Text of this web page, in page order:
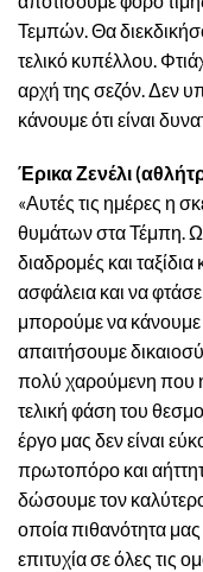
Τεμπών. Θα
τελικό κυπέλλου.
αρχή της σεζόν. Δεν
κάνουμε ότι είναι
Έρικα Ζενέλι
«Αυτές τις ημέρες η
θυμάτων στα Τέμπη.
διαδρομές και ταξίδια
ασφάλεια και να
μπορούμε να κάνουμε
απαιτήσουμε
πολύ χαρούμενη που
τελική φάση του
έργο μας δεν είναι
πρωτοπόρο και
δώσουμε τον
οποία πιθανότητα
επιτυχία σε όλες τις